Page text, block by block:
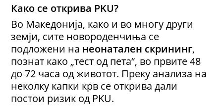
Како се открива PKU?
Во Македонија, како и во многу други
земји, сите новороденчиња се
подложени на неонатален скрининг,
познат како „тест од пета“, во првите 48
до 72 часа од животот. Преку анализа на
неколку капки крв се открива дали
постои ризик од PKU.